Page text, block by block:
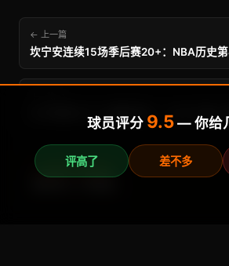
← 上一篇
坎宁安连续15场季后赛20+：NBA历史
SGA首战108-90碾压湖人：MVP之路上
🎯 赔率猎手最新预测
球员评分 9.5— 你给
评高了 差不多